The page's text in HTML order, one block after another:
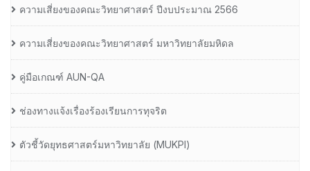
ความเสี่ยงของคณะวิทยาศาสตร์ ปีงบประมาณ 2566
ความเสี่ยงของคณะวิทยาศาสตร์ มหาวิทยาลัยมหิดล
คู่มือเกณฑ์ AUN-QA
ช่องทางแจ้งเรื่องร้องเรียนการทุจริต
ตัวชี้วัดยุทธศาสตร์มหาวิทยาลัย (MUKPI)